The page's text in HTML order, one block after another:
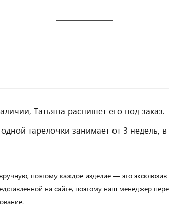
Татьяна распишет его под заказ.
тарелочки занимает от 3 недель,
поэтому каждое изделие — это
на сайте, поэтому наш менеджер